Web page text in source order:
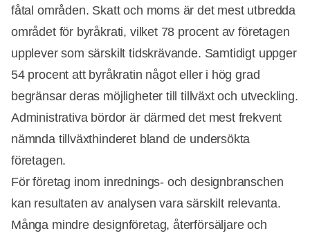
fåtal områden. Skatt och moms är det mest utbredda
området för byråkrati, vilket 78 procent av företagen
upplever som särskilt tidskrävande. Samtidigt uppger
54 procent att byråkratin något eller i hög grad
begränsar deras möjligheter till tillväxt och utveckling.
Administrativa bördor är därmed det mest frekvent
nämnda tillväxthinderet bland de undersökta
företagen.
För företag inom inrednings- och designbranschen
kan resultaten av analysen vara särskilt relevanta.
Många mindre designföretag, återförsäljare och